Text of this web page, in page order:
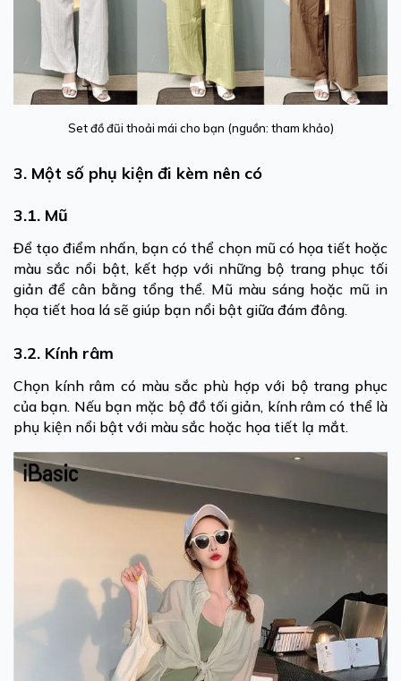
Set đồ đũi thoải mái cho bạn (nguồn: tham khảo)
3. Một số phụ kiện đi kèm nên có
3.1. Mũ
Để tạo điểm nhấn, bạn có thể chọn mũ có họa tiết hoặc
màu sắc nổi bật, kết hợp với những bộ trang phục tối
giản để cân bằng tổng thể. Mũ màu sáng hoặc mũ in
họa tiết hoa lá sẽ giúp bạn nổi bật giữa đám đông.
3.2. Kính râm
Chọn kính râm có màu sắc phù hợp với bộ trang phục
của bạn. Nếu bạn mặc bộ đồ tối giản, kính râm có thể là
phụ kiện nổi bật với màu sắc hoặc họa tiết lạ mắt.